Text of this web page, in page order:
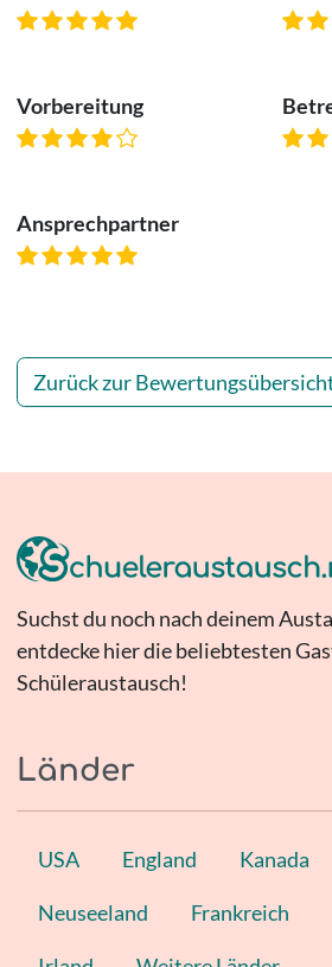
Vorbereitung
Ansprechpartner
Zurück zur
Suchst du noch nach deinem
entdecke hier die beliebtesten
Schüleraustausch!
Länder
USA England Kanada
Neuseeland Frankreich